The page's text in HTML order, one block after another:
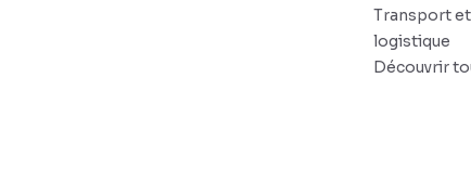
Transport et
logistique
Découvrir